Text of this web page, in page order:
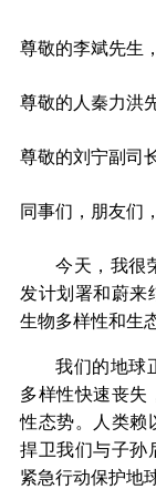
尊敬的李斌先生，
尊敬的人秦力洪
尊敬的刘宁副司
同事们，朋友们
今天，我很
发计划署和蔚来
生物多样性和生
我们的地球
多样性快速丧失
性态势。人类赖
捍卫我们与子孙
紧急行动保护地